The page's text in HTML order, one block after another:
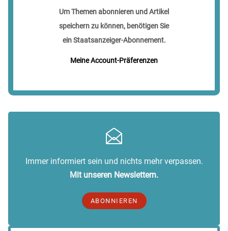
Um Themen abonnieren und Artikel
speichern zu können, benötigen Sie
ein Staatsanzeiger-Abonnement.
Meine Account-Präferenzen
Immer informiert sein und nichts mehr verpassen.
Mit unseren Newslettern.
ABONNIEREN